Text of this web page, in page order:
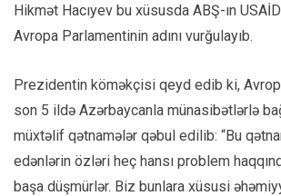
Hikmət Hacıyev bu xüsusda ABŞ-ın
Avropa Parlamentinin adını vurğulayıb.
Prezidentin köməkçisi qeyd edib ki,
son 5 ildə Azərbaycanla münasibətlərlə
müxtəlif qətnamələr qəbul edilib: “Bu
edənlərin özləri heç hansı problem
başa düşmürlər. Biz bunlara xüsusi